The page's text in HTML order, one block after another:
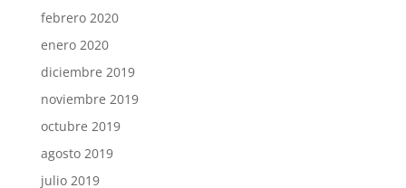
febrero 2020
enero 2020
diciembre 2019
noviembre 2019
octubre 2019
agosto 2019
julio 2019